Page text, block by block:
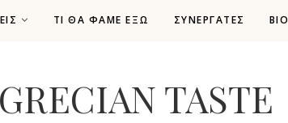
GRECIAN TASTE
ΤΙ ΘΑ ΦΑΜΕ ΕΞΩ ΣΥΝΕΡΓΑΤΕΣ ΒΙΟ